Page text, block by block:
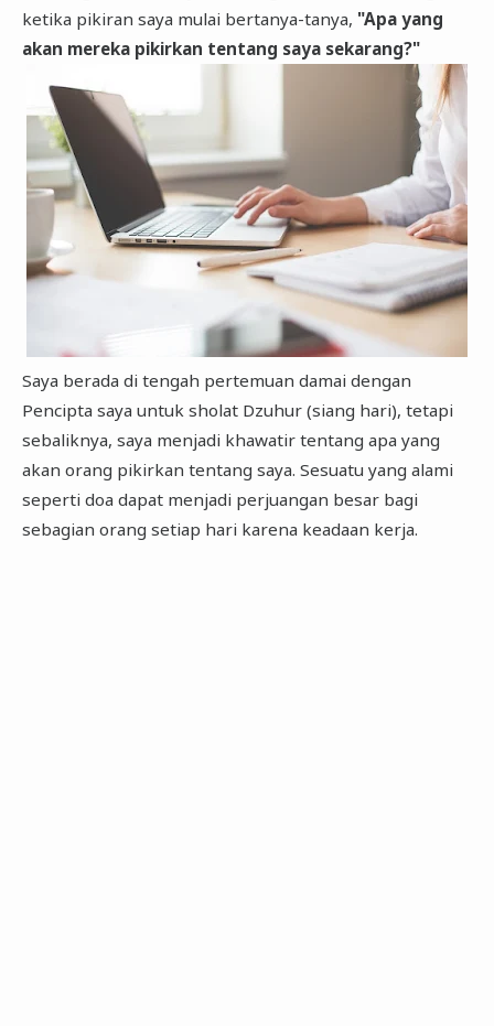
ketika pikiran saya mulai bertanya-tanya, "Apa yang
akan mereka pikirkan tentang saya sekarang?"
Saya berada di tengah pertemuan damai dengan
Pencipta saya untuk sholat Dzuhur (siang hari), tetapi
sebaliknya, saya menjadi khawatir tentang apa yang
akan orang pikirkan tentang saya. Sesuatu yang alami
seperti doa dapat menjadi perjuangan besar bagi
sebagian orang setiap hari karena keadaan kerja.